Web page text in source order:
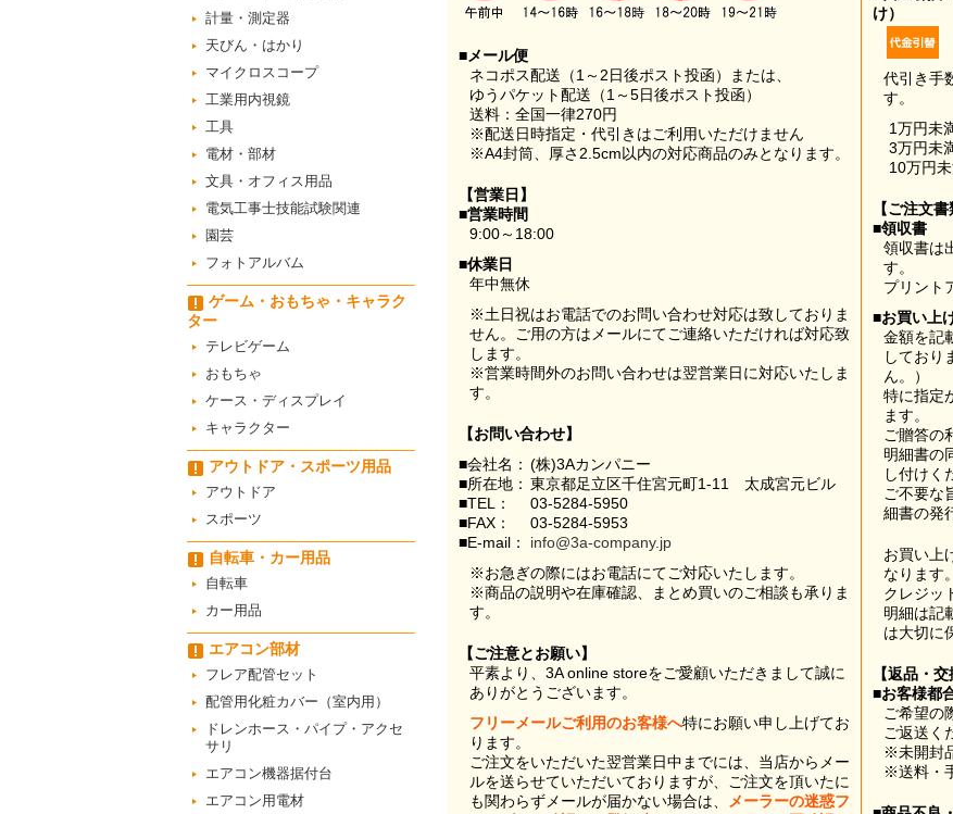
計量・測定器
天びん・はかり
マイクロスコープ
工業用内視鏡
工具
電材・部材
文具・オフィス用品
電気工事士技能試験関連
園芸
フォトアルバム
ゲーム・おもちゃ・キャラク
ター
テレビゲーム
おもちゃ
ケース・ディスプレイ
キャラクター
アウトドア・スポーツ用品
アウトドア
スポーツ
自転車・カー用品
自転車
カー用品
エアコン部材
フレア配管セット
配管用化粧カバー（室内用）
ドレンホース・パイプ・アクセ
サリ
エアコン機器据付台
エアコン用電材
■メール便
ネコポス配送（1～2日後ポスト投函）または、
ゆうパケット配送（1～5日後ポスト投函）
送料：全国一律270円
※配送日時指定・代引きはご利用いただけません
※A4封筒、厚さ2.5cm以内の対応商品のみとなります。
【営業日】
■営業時間
9:00～18:00
■休業日
年中無休
※土日祝はお電話でのお問い合わせ対応は致しておりま
せん。ご用の方はメールにてご連絡いただければ対応致
します。
※営業時間外のお問い合わせは翌営業日に対応いたしま
す。
【お問い合わせ】
■会社名： (株)3Aカンパニー
■所在地： 東京都足立区千住宮元町1-11 太成宮元ビル
■TEL：
03-5284-5950
■FAX：
03-5284-5953
■E-mail：
info@3a-company.jp
※お急ぎの際にはお電話にてご対応いたします。
※商品の説明や在庫確認、まとめ買いのご相談も承りま
す。
【ご注意とお願い】
平素より、3A online storeをご愛顧いただきまして誠に
ありがとうございます。
フリーメールご利用のお客様へ特にお願い申し上げてお
ります。
ご注文をいただいた翌営業日中までには、当店からメー
ルを送らせていただいておりますが、ご注文を頂いたに
も関わらずメールが届かない場合は、
メーラーの迷惑フ
け）
代引き手
す。
1万円未
3万円未
10万円
【ご注文
■領収書
領収書は
す。
プリント
■お買い上
金額を記
しており
ん。）
特に指定
ます。
ご贈答の
明細書の
し付けく
ご不要な
細書の発
お買い上
なります。
クレジッ
明細は記
は大切に
【返品・交
■お客様都
ご希望の
ご返送く
※未開封
※送料・